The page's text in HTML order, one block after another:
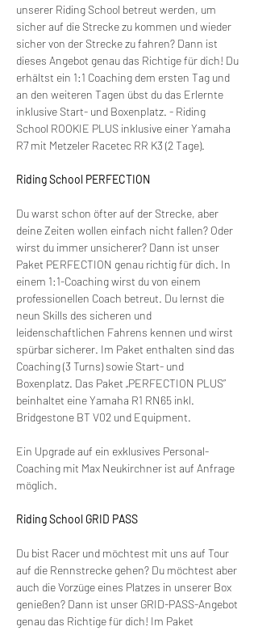
unserer Riding School betreut werden, um
sicher auf die Strecke zu kommen und wieder
sicher von der Strecke zu fahren? Dann ist
dieses Angebot genau das Richtige für dich! Du
erhältst ein 1:1 Coaching dem ersten Tag und
an den weiteren Tagen übst du das Erlernte
inklusive Start- und Boxenplatz. - Riding
School ROOKIE PLUS inklusive einer Yamaha
R7 mit Metzeler Racetec RR K3 (2 Tage).
Riding School PERFECTION
Du warst schon öfter auf der Strecke, aber
deine Zeiten wollen einfach nicht fallen? Oder
wirst du immer unsicherer? Dann ist unser
Paket PERFECTION genau richtig für dich. In
einem 1:1-Coaching wirst du von einem
professionellen Coach betreut. Du lernst die
neun Skills des sicheren und
leidenschaftlichen Fahrens kennen und wirst
spürbar sicherer. Im Paket enthalten sind das
Coaching (3 Turns) sowie Start- und
Boxenplatz. Das Paket „PERFECTION PLUS”
beinhaltet eine Yamaha R1 RN65 inkl.
Bridgestone BT V02 und Equipment.
Ein Upgrade auf ein exklusives Personal-
Coaching mit Max Neukirchner ist auf Anfrage
möglich.
Riding School GRID PASS
Du bist Racer und möchtest mit uns auf Tour
auf die Rennstrecke gehen? Du möchtest aber
auch die Vorzüge eines Platzes in unserer Box
genießen? Dann ist unser GRID-PASS-Angebot
genau das Richtige für dich! Im Paket